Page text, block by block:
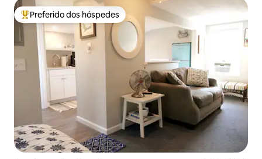
Entre os melhores preferidos dos hóspedes
Preferido dos hóspedes